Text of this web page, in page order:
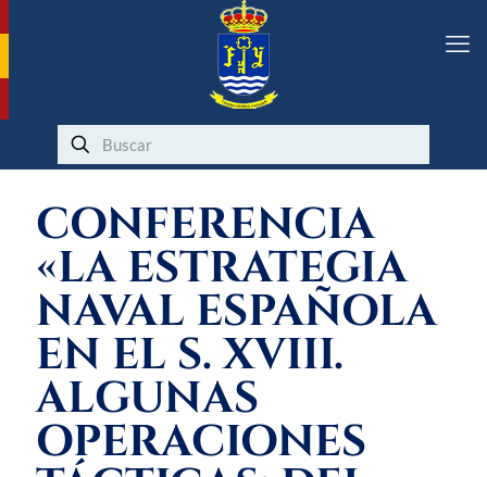
CONFERENCIA
«LA ESTRATEGIA
NAVAL ESPAÑOLA
EN EL S. XVIII.
ALGUNAS
OPERACIONES